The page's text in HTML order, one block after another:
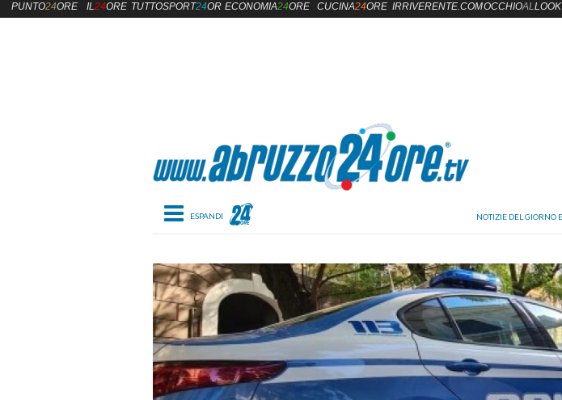
Toggle navigation
PUNTO24ORE IL24ORE TUTTOSPORT24OREECONOMIA24ORE CUCINA24ORE IRRIVERENTE.COMOCCHIOALLOOK